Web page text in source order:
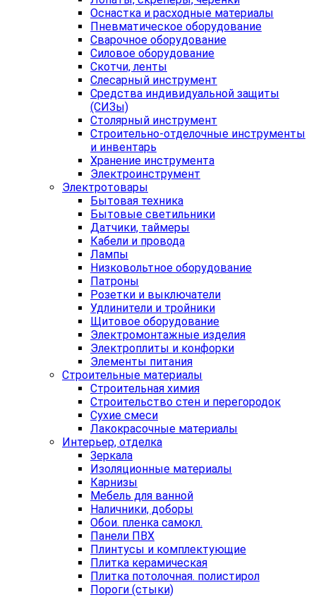
Оснастка и расходные материалы
Пневматическое оборудование
Сварочное оборудование
Силовое оборудование
Скотчи, ленты
Слесарный инструмент
Средства индивидуальной защиты
(СИЗы)
Столярный инструмент
Строительно-отделочные инструменты
и инвентарь
Хранение инструмента
Электроинструмент
Электротовары
Бытовая техника
Бытовые светильники
Датчики, таймеры
Кабели и провода
Лампы
Низковольтное оборудование
Патроны
Розетки и выключатели
Удлинители и тройники
Щитовое оборудование
Электромонтажные изделия
Электроплиты и конфорки
Элементы питания
Строительные материалы
Строительная химия
Строительство стен и перегородок
Сухие смеси
Лакокрасочные материалы
Интерьер, отделка
Зеркала
Изоляционные материалы
Карнизы
Мебель для ванной
Наличники, доборы
Обои. пленка самокл.
Панели ПВХ
Плинтусы и комплектующие
Плитка керамическая
Плитка потолочная. полистирол
Пороги (стыки)